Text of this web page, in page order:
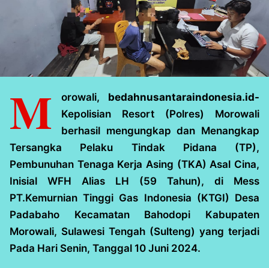
M orowali, bedahnusantaraindonesia.id-
Kepolisian Resort (Polres) Morowali
berhasil mengungkap dan Menangkap
Tersangka Pelaku Tindak Pidana (TP),
Pembunuhan Tenaga Kerja Asing (TKA) Asal Cina,
Inisial WFH Alias LH (59 Tahun), di Mess
PT.Kemurnian Tinggi Gas Indonesia (KTGI) Desa
Padabaho Kecamatan Bahodopi Kabupaten
Morowali, Sulawesi Tengah (Sulteng) yang terjadi
Pada Hari Senin, Tanggal 10 Juni 2024.